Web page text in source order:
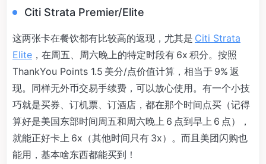
Citi Strata Premier/Elite
这两张卡在餐饮都有比较高的返现，尤其是 Citi Strata
Elite ，在周五、周六晚上的特定时段有 6x 积分。按照
ThankYou Points 1.5 美分/点价值计算，相当于 9% 返
现。同样无外币交易手续费，可以放心使用。有一个小技
巧就是买券、订机票、订酒店，都在那个时间点买（记得
算好是美国东部时间周五和周六晚上 6 点到早上 6 点），
就能正好卡上 6x（其他时间只有 3x）。而且美团闪购也
能用，基本啥东西都能买到！